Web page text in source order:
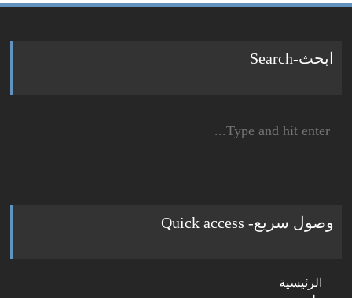
ابحث-Search
for:
وصول سريع- Quick access
الرئيسية